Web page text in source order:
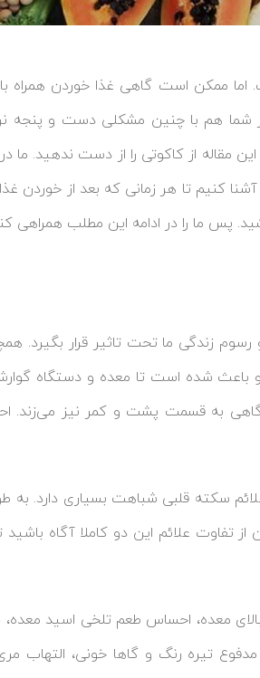
ممکن است گاهی غذا خوردن همراه با
شما هم با چنین مشکلی دست و پنجه
مقاله از کاکوتی را از دست ندهید. ما
آشنا کنیم تا هر زمانی که بعد از
پس ما را در ادامه این مطلب همراهی
زندگی ما تحت تاثیر قرار بگیرد.
باعث شده است تا معده و دستگاه
به قسمت پشت و کمر نیز می‌زند.
سکته قلبی شباهت بسیاری دارد. به
تفاوت علائم این دو کاملا آگاه باشید
معده، احساس طعم تلخی اسید معده،
تیره رنگ و گاها خونی، التهاب